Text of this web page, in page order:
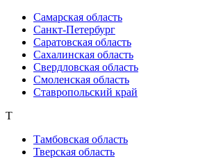
Самарская область
Санкт-Петербург
Саратовская область
Сахалинская область
Свердловская область
Смоленская область
Ставропольский край
Т
Тамбовская область
Тверская область